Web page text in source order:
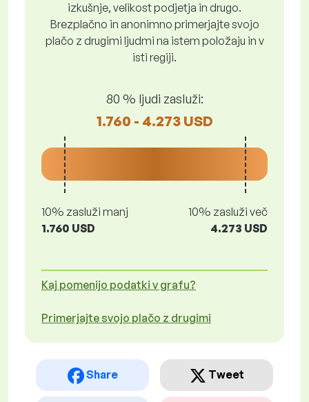
izkušnje, velikost podjetja in drugo.
Brezplačno in anonimno primerjajte svojo
plačo z drugimi ljudmi na istem položaju in v
isti regiji.
80 % ljudi zasluži:
1.760 - 4.273 USD
10% zasluži manj
1.760 USD
10% zasluži več
4.273 USD
Kaj pomenijo podatki v grafu?
Primerjajte svojo plačo z drugimi
Share Tweet